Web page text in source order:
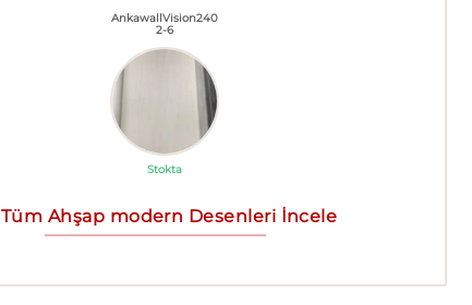
AnkawallVision240
2-6
Stokta
Tüm Ahşap modern Desenleri İncele